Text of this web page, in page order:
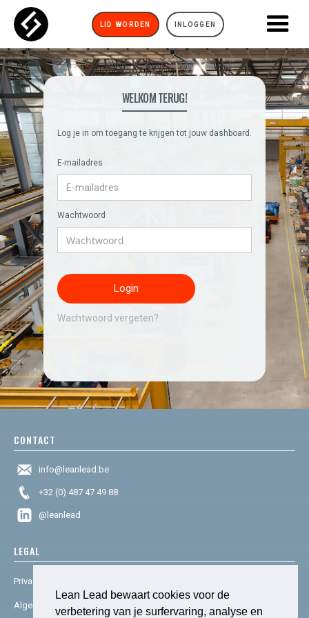
Lean Lead bewaart cookies voor de
verbetering van je surfervaring, analyse en
LID WORDEN INLOGGEN
WELKOM TERUG!
Log je in om toegang te krijgen tot jouw dashboard.
E-mailadres
Wachtwoord
Wachtwoord vergeten?
CONTACT
info@leanlead.be
+32 (0) 487 47 49 88
@leanlead
LEGAL
Privacy & cookies
Algemene voorwaarden